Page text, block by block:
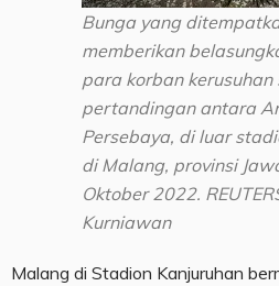
Bunga yang
memberikan
para korban kerusuhan
pertandingan antara
Persebaya, di luar
di Malang, provinsi
Oktober 2022.
Kurniawan
Malang di Stadion Kanjuruhan